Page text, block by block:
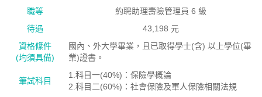
職等
約聘助理壽險管理員 6 級
待遇
43,198 元
資格絛件
(均須具備)
國內、外大學畢業，且已取得學士(含) 以上學位(畢
業)證書。
筆試科目
1.科目一(40%)：保險學概論
2.科目二(60%)：社會保險及軍人保險相關法規